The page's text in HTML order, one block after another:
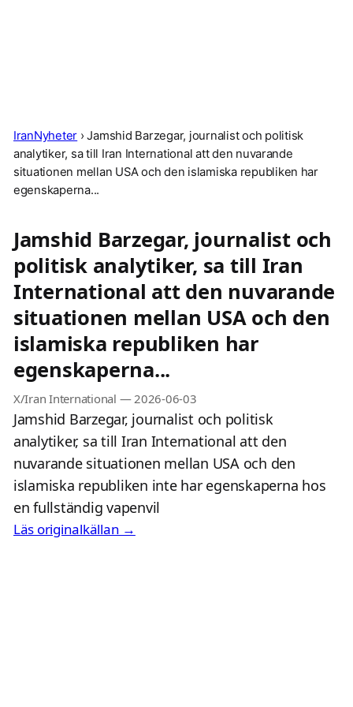
IranNyheter ›Jamshid Barzegar, journalist och politisk
analytiker, sa till Iran International att den nuvarande
situationen mellan USA och den islamiska republiken har
egenskaperna...
Jamshid Barzegar, journalist och
politisk analytiker, sa till Iran
International att den nuvarande
situationen mellan USA och den
islamiska republiken har
egenskaperna...
X/Iran International — 2026-06-03
Jamshid Barzegar, journalist och politisk
analytiker, sa till Iran International att den
nuvarande situationen mellan USA och den
islamiska republiken inte har egenskaperna hos
en fullständig vapenvil
Läs originalkällan →